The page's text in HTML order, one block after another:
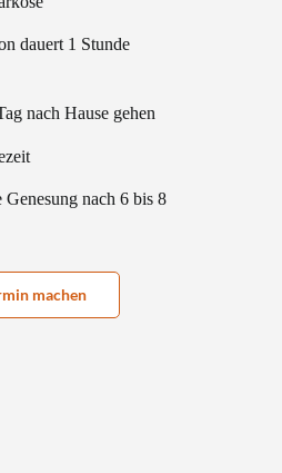
dauert 1 Stunde
nach Hause gehen
Genesung nach 6 bis 8
machen